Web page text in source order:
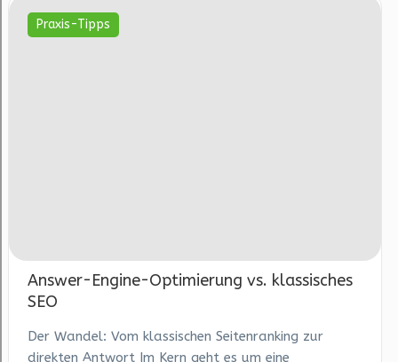
Praxis-Tipps
Answer-Engine-Optimierung vs. klassisches
SEO
Der Wandel: Vom klassischen Seitenranking zur
direkten Antwort Im Kern geht es um eine